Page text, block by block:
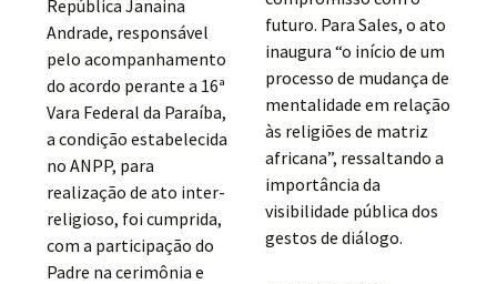
República Janaina
Andrade, responsável
pelo acompanhamento
do acordo perante a 16ª
Vara Federal da Paraíba,
a condição estabelecida
no ANPP, para
realização de ato inter-
religioso, foi cumprida,
com a participação do
Padre na cerimônia e
futuro. Para Sales, o ato
inaugura “o início de um
processo de mudança de
mentalidade em relação
às religiões de matriz
africana”, ressaltando a
importância da
visibilidade pública dos
gestos de diálogo.